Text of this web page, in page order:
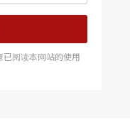
阅读本网站的使用